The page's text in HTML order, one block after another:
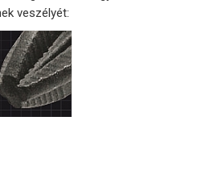
veszélyét: